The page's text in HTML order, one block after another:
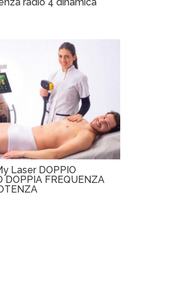
Laser DOPPIO
DOPPIA FREQUENZA